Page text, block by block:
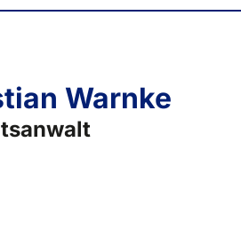
Warnke